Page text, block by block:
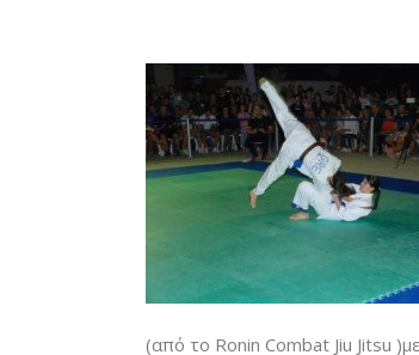
(από το Ronin Combat Jiu Jitsu